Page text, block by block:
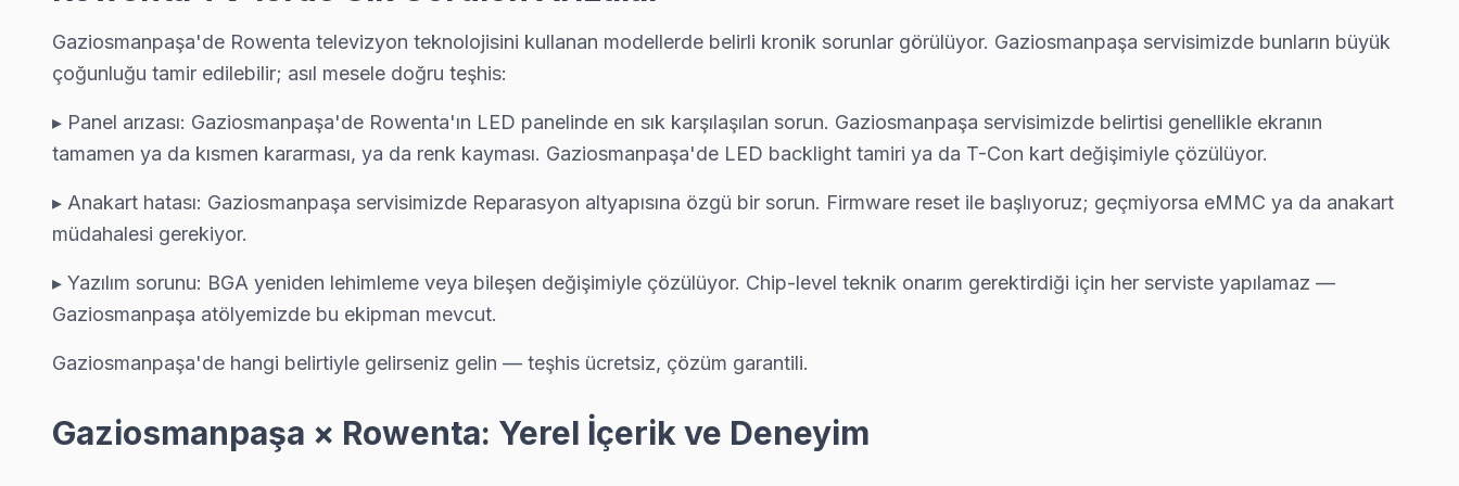
Yıldıztabya sakinlerine özel: Rowenta TV tamirinde parça değişimi yapılmadan önce maliyet onayınız alınıyor. Gaziosmanpaşa servisimiz sürpriz fatura çıkarmıyor.
Yıldıztabya Rowenta Açılmıyor Arıza →
Gaziosmanpaşa Rowenta TV Servis Hizmet Bölgesi
Gaziosmanpaşa bölgesine kapıya gelen Rowenta TV tamir servisi hizmetimizin kapsama alanını haritada görebilirsiniz.
Gaziosmanpaşa'de Rowenta televizyon teknolojisini kullanan modellerde belirli kronik sorunlar görülüyor. Gaziosmanpaşa servisimizde bunların büyük
çoğunluğu tamir edilebilir; asıl mesele doğru teşhis:
▸ Panel arızası: Gaziosmanpaşa'de Rowenta'ın LED panelinde en sık karşılaşılan sorun. Gaziosmanpaşa servisimizde belirtisi genellikle ekranın
tamamen ya da kısmen kararması, ya da renk kayması. Gaziosmanpaşa'de LED backlight tamiri ya da T-Con kart değişimiyle çözülüyor.
▸ Anakart hatası: Gaziosmanpaşa servisimizde Reparasyon altyapısına özgü bir sorun. Firmware reset ile başlıyoruz; geçmiyorsa eMMC ya da anakart
müdahalesi gerekiyor.
▸ Yazılım sorunu: BGA yeniden lehimleme veya bileşen değişimiyle çözülüyor. Chip-level teknik onarım gerektirdiği için her serviste yapılamaz —
Gaziosmanpaşa atölyemizde bu ekipman mevcut.
Gaziosmanpaşa'de hangi belirtiyle gelirseniz gelin — teşhis ücretsiz, çözüm garantili.
Gaziosmanpaşa × Rowenta: Yerel İçerik ve Deneyim